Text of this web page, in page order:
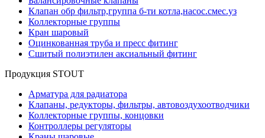
Клапан обр фильтр,группа б-ти котла,насос.смес.уз
Коллекторные группы
Кран шаровый
Оцинкованная труба и пресс фитинг
Сшитый полиэтилен аксиальный фитинг
Продукция STOUT
Арматура для радиатора
Клапаны, редукторы, фильтры, автовоздухоотводчики
Коллекторные группы, концовки
Контроллеры регуляторы